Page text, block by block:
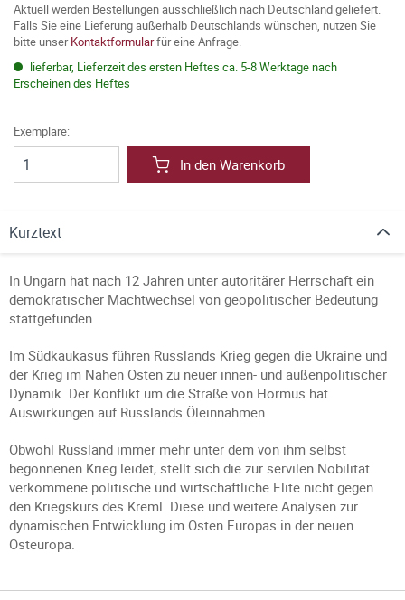
Aktuell werden Bestellungen ausschließlich nach Deutschland geliefert.
Falls Sie eine Lieferung außerhalb Deutschlands wünschen, nutzen Sie
bitte unserKontaktformularfür eine Anfrage.
lieferbar, Lieferzeit des ersten Heftes ca. 5-8 Werktage nach
Erscheinen des Heftes
Exemplare:
In den Warenkorb
Kurztext
In Ungarn hat nach 12 Jahren unter autoritärer Herrschaft ein
demokratischer Machtwechsel von geopolitischer Bedeutung
stattgefunden.
Im Südkaukasus führen Russlands Krieg gegen die Ukraine und
der Krieg im Nahen Osten zu neuer innen- und außenpolitischer
Dynamik. Der Konflikt um die Straße von Hormus hat
Auswirkungen auf Russlands Öleinnahmen.
Obwohl Russland immer mehr unter dem von ihm selbst
begonnenen Krieg leidet, stellt sich die zur servilen Nobilität
verkommene politische und wirtschaftliche Elite nicht gegen
den Kriegskurs des Kreml. Diese und weitere Analysen zur
dynamischen Entwicklung im Osten Europas in der neuen
Osteuropa.